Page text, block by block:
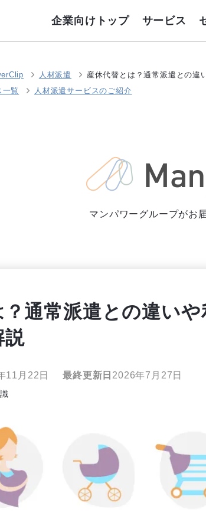
企業向けトップ サービス
人材派遣
産休代替とは？通常派遣との違
一覧 人材派遣サービスのご紹介
マンパワーグループがお
通常派遣との違い
説
11月22日 最終更新日 2026年7月27日